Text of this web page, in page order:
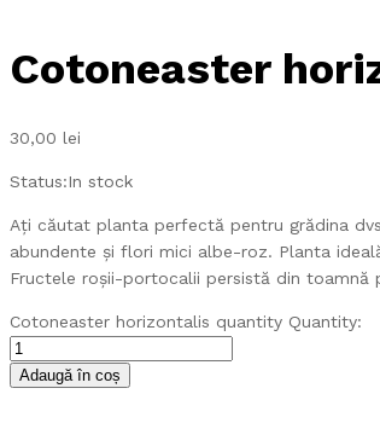
Cotoneaster
30,00 lei
Status:In stock
Ați căutat planta perfectă pentru grădina
abundente și flori mici albe-roz. Planta
Fructele roșii-portocalii persistă din toamnă
Cotoneaster horizontalis quantity Quantity:
Adaugă în coș